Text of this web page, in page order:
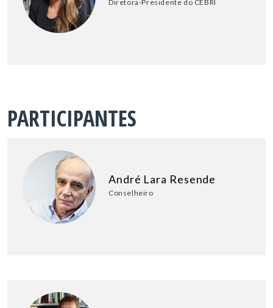
Diretora-Presidente do CEBRI
PARTICIPANTES
André Lara Resende
Conselheiro